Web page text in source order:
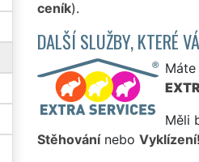
ceník).
DALŠÍ SLUŽBY, KTERÉ
Měli
Stěhovánínebo Vyklízení!